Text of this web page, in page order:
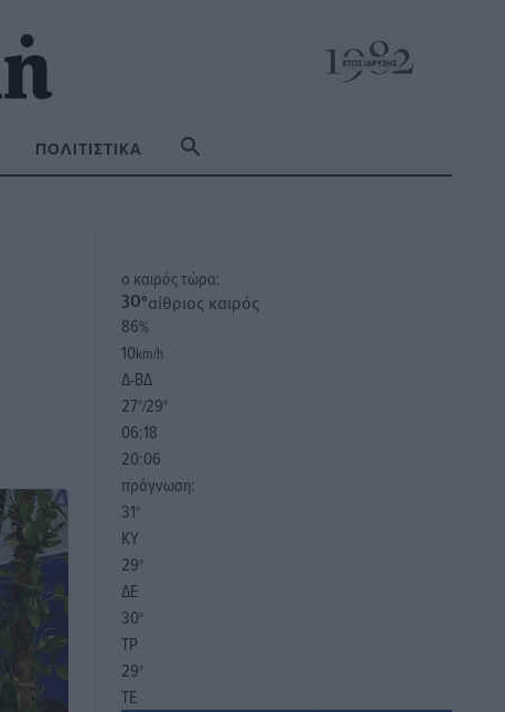
ΠΟΛΙΤΙΣΤΙΚΆ
o καιρός τώρα:
30°αίθριος καιρός
86%
10km/h
Δ-ΒΔ
27°/29°
06:18
20:06
πρόγνωση:
31°
ΚΥ
29°
ΔΕ
30°
ΤΡ
29°
ΤΕ